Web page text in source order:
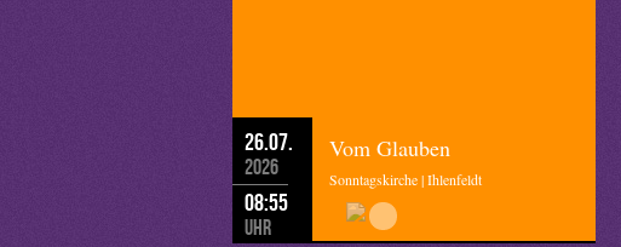
26.07.
2026
08:55
Uhr
Vom Glauben
Sonntagskirche | Ihlenfeldt